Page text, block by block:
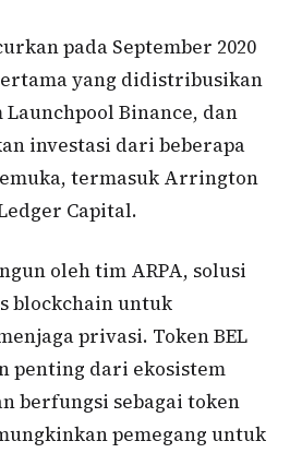
pada September 2020
yang didistribusikan
Binance, dan
investasi dari beberapa
termasuk Arrington
Capital.
oleh tim ARPA, solusi
blockchain untuk
privasi. Token BEL
penting dari ekosistem
berfungsi sebagai token
pemegang untuk